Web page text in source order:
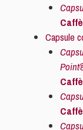
Capsule